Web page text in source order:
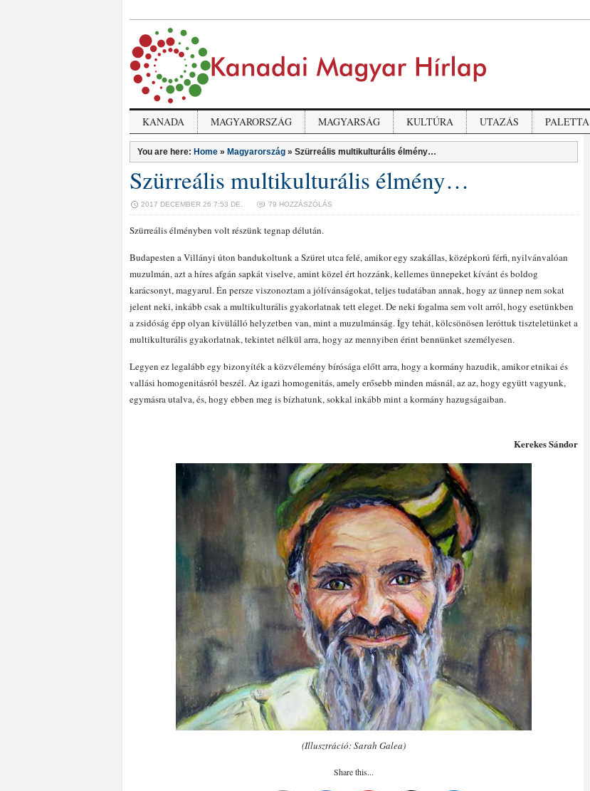
KANADA MAGYARORSZÁG MAGYARSÁG KULTÚRA UTAZÁS PALETTA
You are here: Home » Magyarország » Szürreális multikulturális élmény…
Szürreális multikulturális élmény…
2017 DECEMBER 26 7:53 DE. 79 HOZZÁSZÓLÁS
Szürreális élményben volt részünk tegnap délután.
Budapesten a Villányi úton bandukoltunk a Szüret utca felé, amikor egy szakállas, középkorú férfi, nyilvánvalóan
muzulmán, azt a híres afgán sapkát viselve, amint közel ért hozzánk, kellemes ünnepeket kívánt és boldog
karácsonyt, magyarul. Én persze viszonoztam a jólívánságokat, teljes tudatában annak, hogy az ünnep nem sokat
jelent neki, inkább csak a multikulturális gyakorlatnak tett eleget. De neki fogalma sem volt arról, hogy esetünkben
a zsidóság épp olyan kívülálló helyzetben van, mint a muzulmánság. Így tehát, kölcsönösen leróttuk tiszteletünket a
multikulturális gyakorlatnak, tekintet nélkül arra, hogy az mennyiben érint bennünket személyesen.
Legyen ez legalább egy bizonyíték a közvélemény bírósága előtt arra, hogy a kormány hazudik, amikor etnikai és
vallási homogenitásról beszél. Az igazi homogenitás, amely erősebb minden másnál, az az, hogy együtt vagyunk,
egymásra utalva, és, hogy ebben meg is bízhatunk, sokkal inkább mint a kormány hazugságaiban.
Kerekes Sándor
(Illusztráció: Sarah Galea)
Share this...